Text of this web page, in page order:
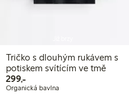
Tričko s dlouhým rukávem s
potiskem svítícím ve tmě
299,-299,00 Kč
Organická bavlna